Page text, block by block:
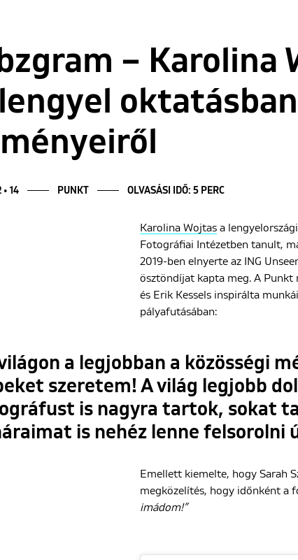
– Karolina
• 14 PUNKT OLVASÁSI IDŐ: 5 PERC
Karolina Wojtas a
Fotográfiai Intézetben tanult,
2019-ben elnyerte az ING
ösztöndíjat kapta meg. A Punkt
és Erik Kessels inspirálta
pályafutásában:
a legjobban a közösségi
szeretem! A világ legjobb
is nagyra tartok, sokat
is nehéz lenne felsorolni
Emellett kiemelte, hogy Sarah
megközelítés, hogy időnként a
imádom!”